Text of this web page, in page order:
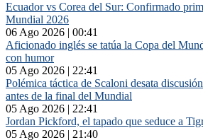
Ecuador vs Corea del Sur: Confirmado
Mundial 2026
06 Ago 2026 | 00:41
Aficionado inglés se tatúa la Copa del
con humor
05 Ago 2026 | 22:41
Polémica táctica de Scaloni desata
antes de la final del Mundial
05 Ago 2026 | 22:41
Jordan Pickford, el tapado que seduce a
05 Ago 2026 | 21:40